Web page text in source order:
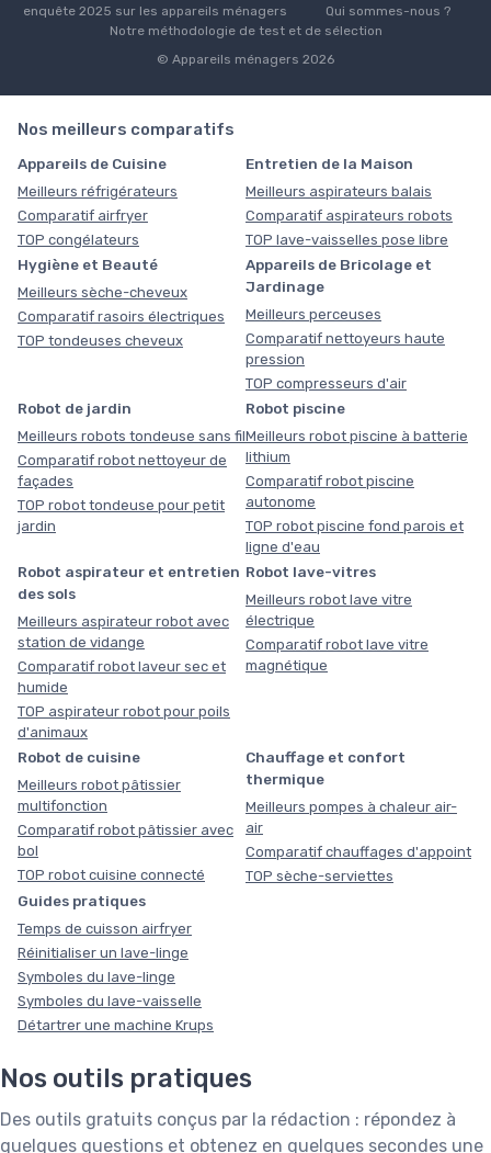
enquête 2025 sur les appareils ménagers
Qui sommes-nous ?
Notre méthodologie de test et de sélection
© Appareils ménagers 2026
Nos meilleurs comparatifs
Appareils de Cuisine
Meilleurs réfrigérateurs
Comparatif airfryer
TOP congélateurs
Entretien de la Maison
Meilleurs aspirateurs balais
Comparatif aspirateurs robots
TOP lave-vaisselles pose libre
Hygiène et Beauté
Meilleurs sèche-cheveux
Comparatif rasoirs électriques
TOP tondeuses cheveux
Appareils de Bricolage et
Jardinage
Meilleurs perceuses
Comparatif nettoyeurs haute
pression
TOP compresseurs d'air
Robot de jardin
Meilleurs robots tondeuse sans fil
Comparatif robot nettoyeur de
façades
TOP robot tondeuse pour petit
jardin
Robot piscine
Meilleurs robot piscine à batterie
lithium
Comparatif robot piscine
autonome
TOP robot piscine fond parois et
ligne d'eau
Robot aspirateur et entretien
des sols
Meilleurs aspirateur robot avec
station de vidange
Comparatif robot laveur sec et
humide
TOP aspirateur robot pour poils
d'animaux
Robot lave-vitres
Meilleurs robot lave vitre
électrique
Comparatif robot lave vitre
magnétique
Robot de cuisine
Meilleurs robot pâtissier
multifonction
Comparatif robot pâtissier avec
bol
TOP robot cuisine connecté
Chauffage et confort
thermique
Meilleurs pompes à chaleur air-
air
Comparatif chauffages d'appoint
TOP sèche-serviettes
Guides pratiques
Temps de cuisson airfryer
Réinitialiser un lave-linge
Symboles du lave-linge
Symboles du lave-vaisselle
Détartrer une machine Krups
Nos outils pratiques
Des outils gratuits conçus par la rédaction : répondez à
quelques questions et obtenez en quelques secondes une